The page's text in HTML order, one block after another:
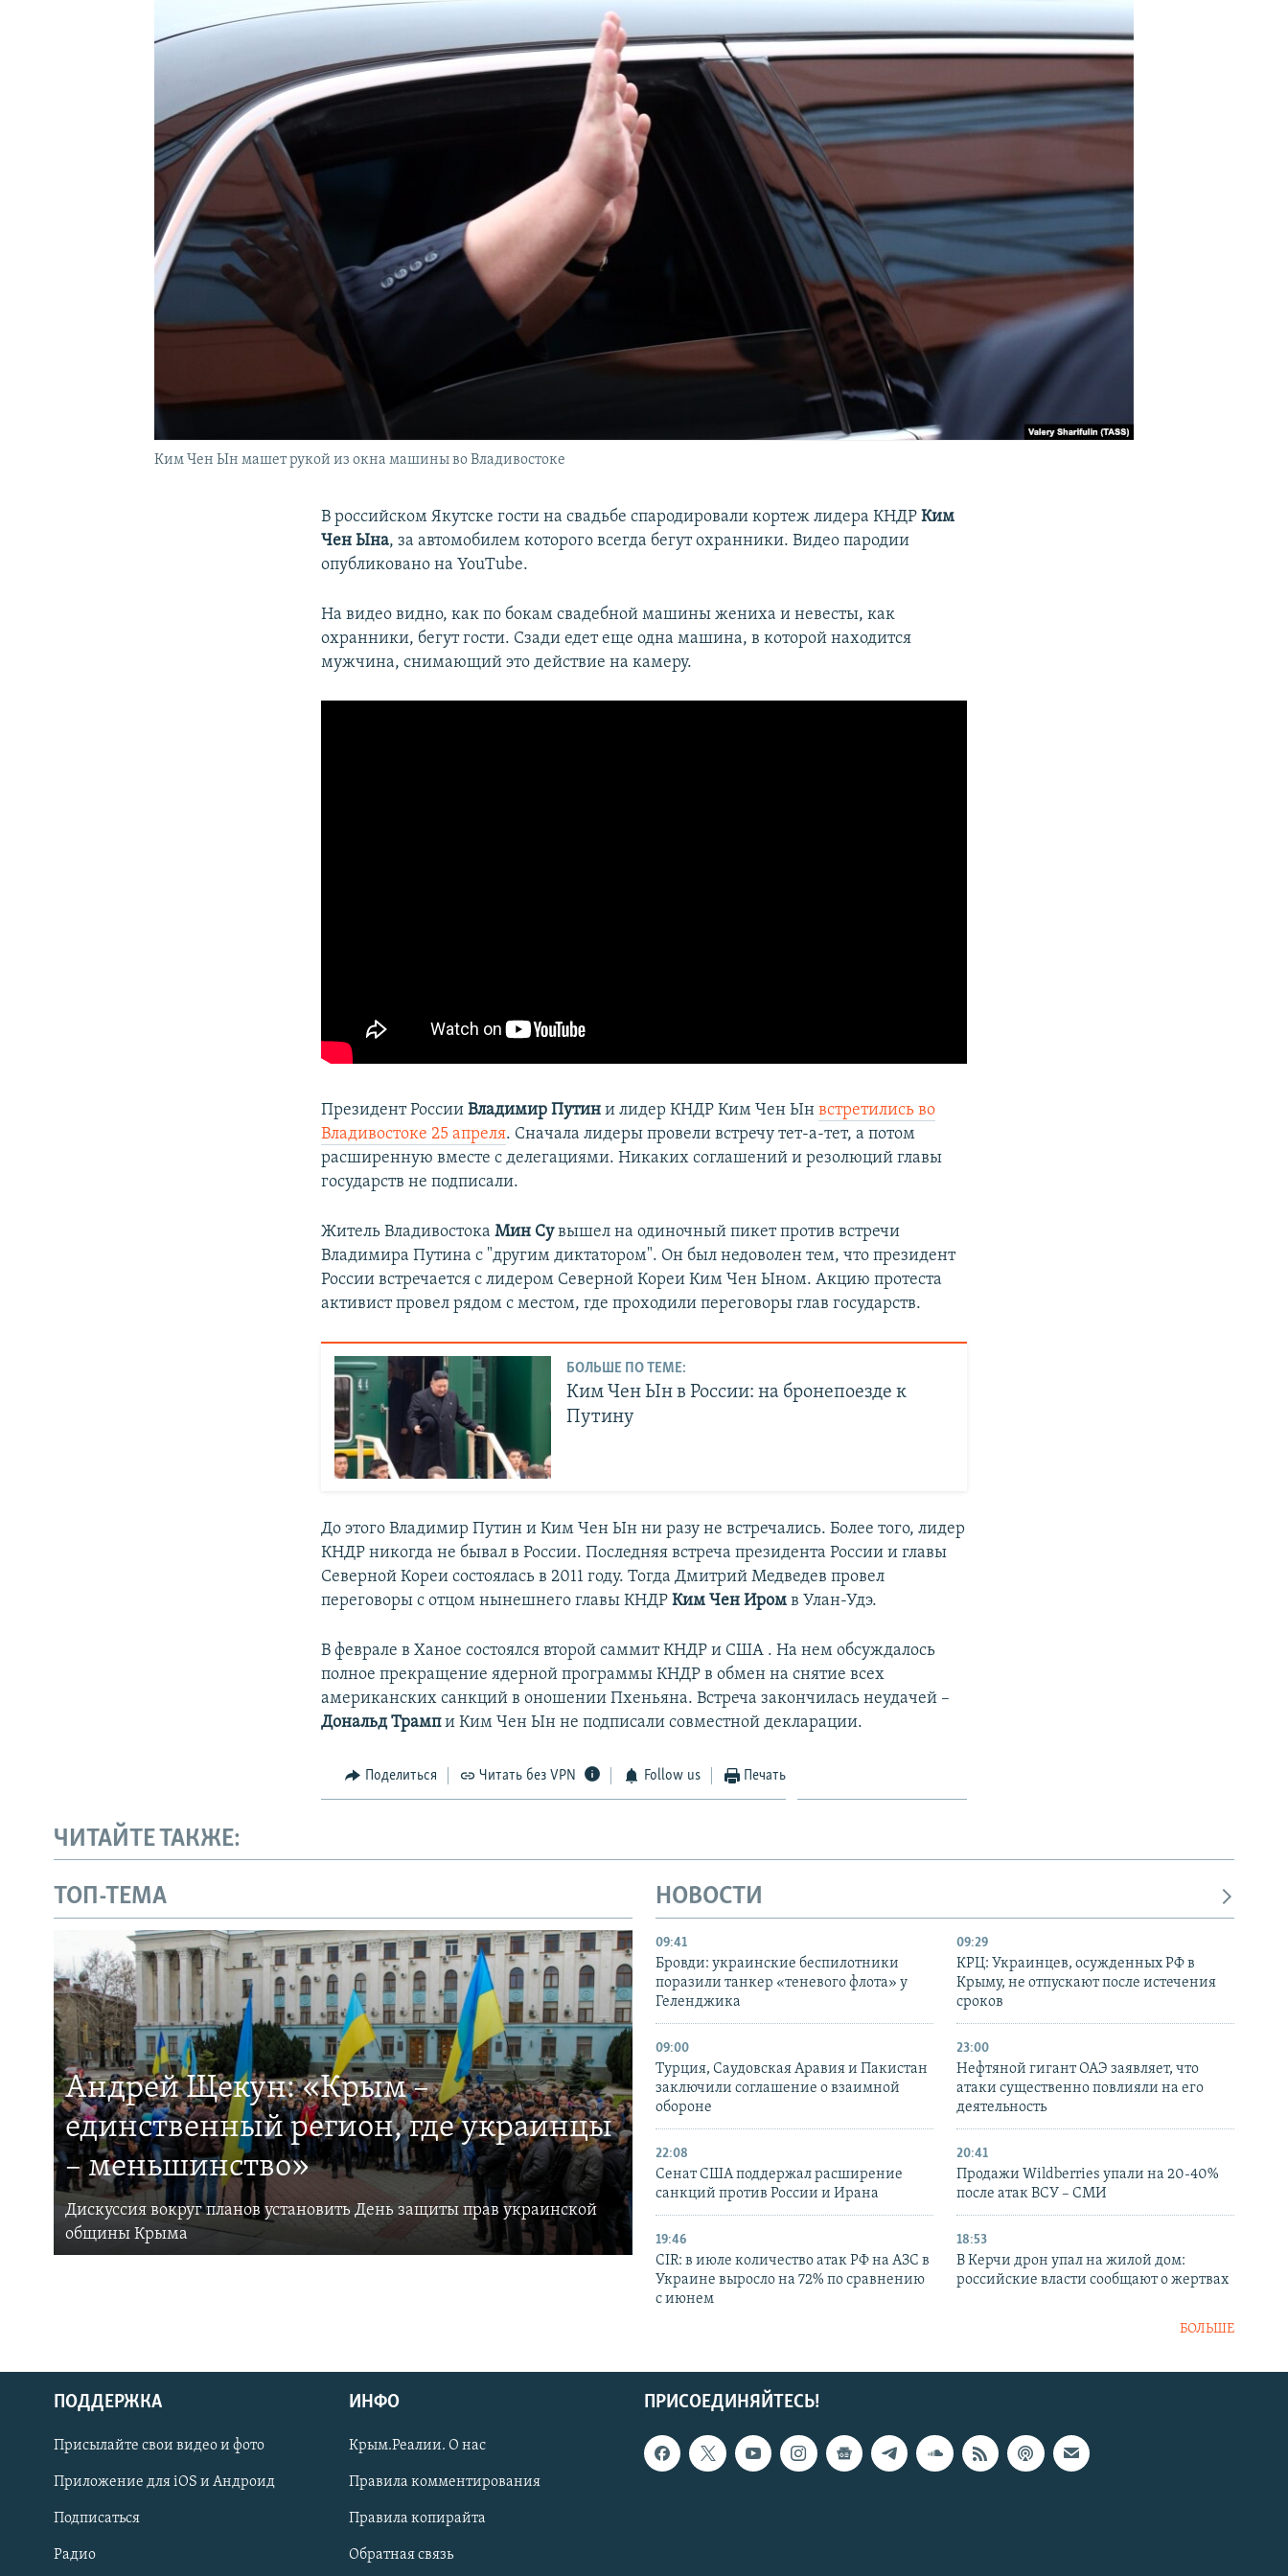
КРЫМ.НЕПОКОРЕННЫЙ
УКРАИНСКАЯ ПРОБЛЕМА КРЫМА
Українською
Qırımtatar
ПРИСОЕДИНЯЙТЕСЬ!
Ким Чен Ын машет рукой из окна машины во Владивостоке
В российском Якутске гости на свадьбе спародировали кортеж лидера КНДРКим
Чен Ына, за автомобилем которого всегда бегут охранники. Видео пародии
опубликовано на YouTube.
На видео видно, как по бокам свадебной машины жениха и невесты, как
охранники, бегут гости. Сзади едет еще одна машина, в которой находится
мужчина, снимающий это действие на камеру.
Президент РоссииВладимир Путини лидер КНДР Ким Чен Ынвстретились во
Владивостоке 25 апреля. Сначала лидеры провели встречу тет-а-тет, а потом
расширенную вместе с делегациями. Никаких соглашений и резолюций главы
государств не подписали.
Житель Владивостока Мин Сувышел на одиночный пикет против встречи
Владимира Путина с "другим диктатором". Он был недоволен тем, что президент
России встречается с лидером Северной Кореи Ким Чен Ыном. Акцию протеста
активист провел рядом с местом, где проходили переговоры глав государств.
БОЛЬШЕ ПО ТЕМЕ:
Ким Чен Ын в России: на бронепоезде к
Путину
До этого Владимир Путин и Ким Чен Ын ни разу не встречались. Более того, лидер
КНДР никогда не бывал в России. Последняя встреча президента России и главы
Северной Кореи состоялась в 2011 году. Тогда Дмитрий Медведев провел
переговоры с отцом нынешнего главы КНДРКим Чен Иром в Улан-Удэ.
В феврале в Ханое состоялся второй саммит КНДР и США . На нем обсуждалось
полное прекращение ядерной программы КНДР в обмен на снятие всех
американских санкций в оношении Пхеньяна. Встреча закончилась неудачей –
Дональд Трампи Ким Чен Ын не подписали совместной декларации.
Поделиться Читать без VPN Follow us Печать
ЧИТАЙТЕ ТАКЖЕ:
ТОП-ТЕМА
Андрей Щекун: «Крым –
единственный регион, где украинцы
– меньшинство»
Дискуссия вокруг планов установить День защиты прав украинской
общины Крыма
НОВОСТИ
09:41
Бровди: украинские беспилотники
поразили танкер «теневого флота» у
Геленджика
09:29
КРЦ: Украинцев, осужденных РФ в
Крыму, не отпускают после истечения
сроков
09:00
Турция, Саудовская Аравия и Пакистан
заключили соглашение о взаимной
обороне
23:00
Нефтяной гигант ОАЭ заявляет, что
атаки существенно повлияли на его
деятельность
22:08
Сенат США поддержал расширение
санкций против России и Ирана
20:41
Продажи Wildberries упали на 20-40%
после атак ВСУ – СМИ
19:46
CIR: в июле количество атак РФ на АЗС в
Украине выросло на 72% по сравнению
с июнем
18:53
В Керчи дрон упал на жилой дом:
российские власти сообщают о жертвах
БОЛЬШЕ
ПРИСОЕДИНЯЙТЕСЬ!
ПОДДЕРЖКА
Присылайте свои видео и фото
Приложение для iOS и Андроид
Подписаться
Радио
ИНФО
Крым.Реалии. О нас
Правила комментирования
Правила копирайта
Обратная связь